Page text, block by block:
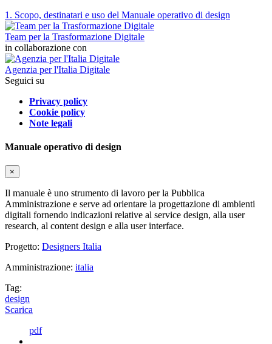
1. Scopo, destinatari e uso del Manuale operativo di design
Team per la Trasformazione Digitale
in collaborazione con
Agenzia per l'Italia Digitale
Seguici su
Privacy policy
Cookie policy
Note legali
Manuale operativo di design
×
Il manuale è uno strumento di lavoro per la Pubblica
Amministrazione e serve ad orientare la progettazione di ambienti
digitali fornendo indicazioni relative al service design, alla user
research, al content design e alla user interface.
Progetto: Designers Italia
Amministrazione: italia
Tag:
design
Scarica
pdf